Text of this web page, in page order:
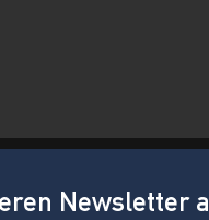
Newsletter